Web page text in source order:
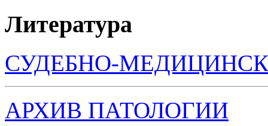
Литература
СУДЕБНО-
АРХИВ ПАТОЛОГИИ